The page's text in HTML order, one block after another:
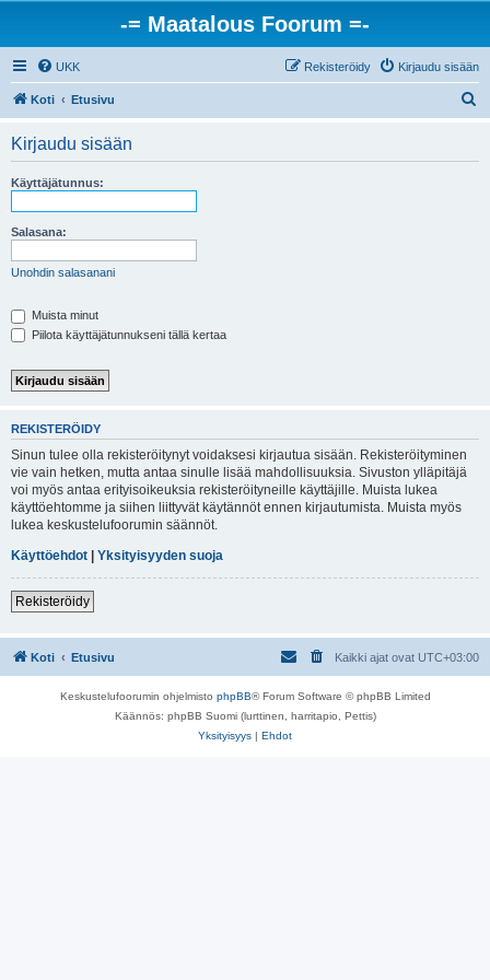
-= Maatalous Foorum =-
UKK Kirjaudu sisään
Rekisteröidy
Koti Etusivu
Kirjaudu sisään
Käyttäjätunnus:
Salasana:
Unohdin salasanani
Muista minut
Piilota käyttäjätunnukseni tällä kertaa
REKISTERÖIDY
Sinun tulee olla rekisteröitynyt voidaksesi kirjautua sisään. Rekisteröityminen
vie vain hetken, mutta antaa sinulle lisää mahdollisuuksia. Sivuston ylläpitäjä
voi myös antaa erityisoikeuksia rekisteröityneille käyttäjille. Muista lukea
käyttöehtomme ja siihen liittyvät käytännöt ennen kirjautumista. Muista myös
lukea keskustelufoorumin säännöt.
Käyttöehdot | Yksityisyyden suoja
Rekisteröidy
Koti Etusivu Kaikki ajat ovat UTC+03:00
Keskustelufoorumin ohjelmisto phpBB® Forum Software © phpBB Limited
Käännös: phpBB Suomi (lurttinen, harritapio, Pettis)
Yksityisyys | Ehdot